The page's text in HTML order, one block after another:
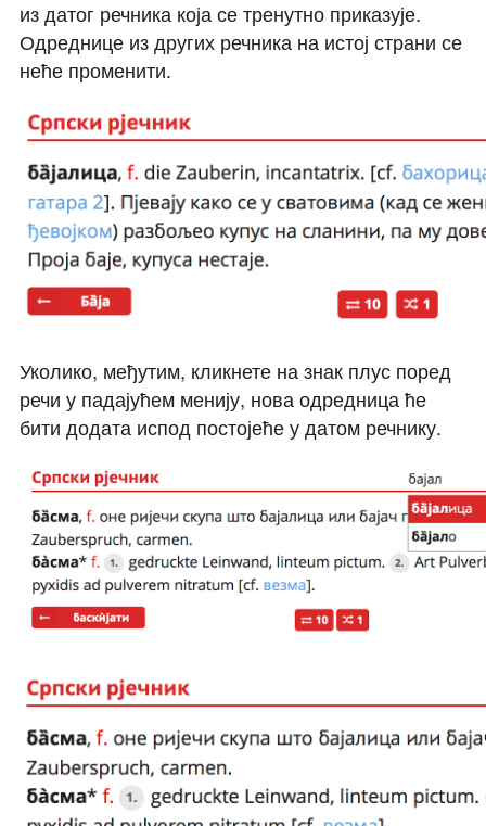
из датог речника која се тренутно приказује.
Одреднице из других речника на истој страни се
неће променити.
Уколико, међутим, кликнете на знак плус поред
речи у падајућем менију, нова одредница ће
бити додата испод постојеће у датом речнику.